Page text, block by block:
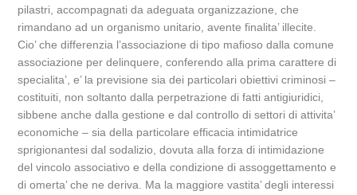
pilastri, accompagnati da adeguata organizzazione, che
rimandano ad un organismo unitario, avente finalita’ illecite.
Cio’ che differenzia l’associazione di tipo mafioso dalla comune
associazione per delinquere, conferendo alla prima carattere di
specialita’, e’ la previsione sia dei particolari obiettivi criminosi –
costituiti, non soltanto dalla perpetrazione di fatti antigiuridici,
sibbene anche dalla gestione e dal controllo di settori di attivita’
economiche – sia della particolare efficacia intimidatrice
sprigionantesi dal sodalizio, dovuta alla forza di intimidazione
del vincolo associativo e della condizione di assoggettamento e
di omerta’ che ne deriva. Ma la maggiore vastita’ degli interessi